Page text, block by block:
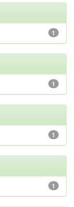
1
1
1
1